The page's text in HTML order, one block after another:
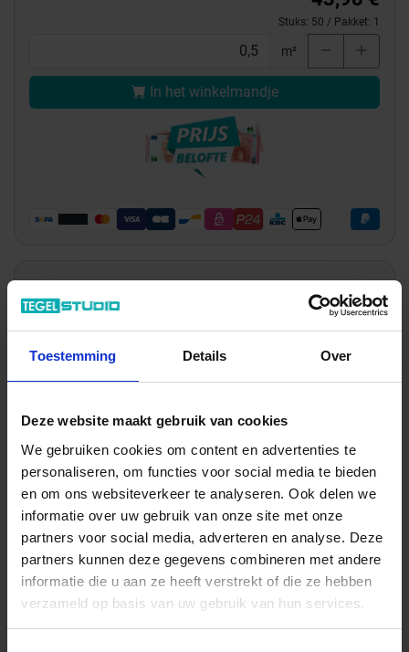
Toestemming Details Over
Deze website maakt gebruik van cookies
We gebruiken cookies om content en advertenties te
personaliseren, om functies voor social media te bieden
en om ons websiteverkeer te analyseren. Ook delen we
informatie over uw gebruik van onze site met onze
partners voor social media, adverteren en analyse. Deze
partners kunnen deze gegevens combineren met andere
informatie die u aan ze heeft verstrekt of die ze hebben
verzameld op basis van uw gebruik van hun services.
Stuks: 50 / Pakket: 1
m²
In het winkelmandje
Wil je graag een afspraak?
Onze verkoopspecialisten staan graag voor je klaar:
Di – Vr 09.00 – 18.00
Alcoceram Malaga Indrukken
Previous